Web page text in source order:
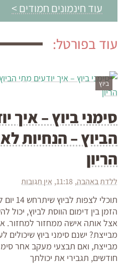
עוד חינמונים חמודים >
עוד בפורטל:
ביוץ
סימני ביוץ – איך
הביוץ – הנחיות
הריון
ללדת באהבה 11:18 אין תגובות
תוכלי
הזמן בין דימום הווסת לביוץ,
אצל אותה אישה ממחזור למחזור.
מבייצת? ישנם סימני ביוץ שיכולים
מבייצת, ואם תבצעי מעקב אחר
חודשים, תגבירי את יכולתך